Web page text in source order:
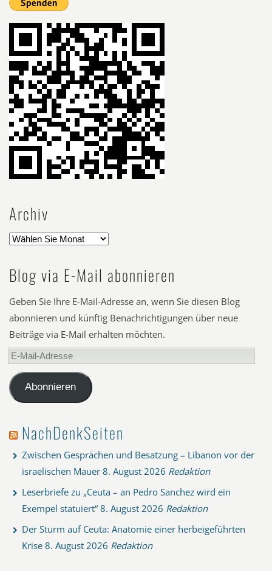
Archiv
Blog via E-Mail abonnieren
Geben Sie Ihre E-Mail-Adresse an, wenn Sie diesen Blog
abonnieren und künftig Benachrichtigungen über neue
Beiträge via E-Mail erhalten möchten.
E-
Mail-
AdresseAbonnieren
NachDenkSeiten
Zwischen Gesprächen und Besatzung – Libanon vor der
israelischen Mauer 8. August 2026 Redaktion
Leserbriefe zu „Ceuta – an Pedro Sanchez wird ein
Exempel statuiert“ 8. August 2026 Redaktion
Der Sturm auf Ceuta: Anatomie einer herbeigeführten
Krise 8. August 2026 Redaktion